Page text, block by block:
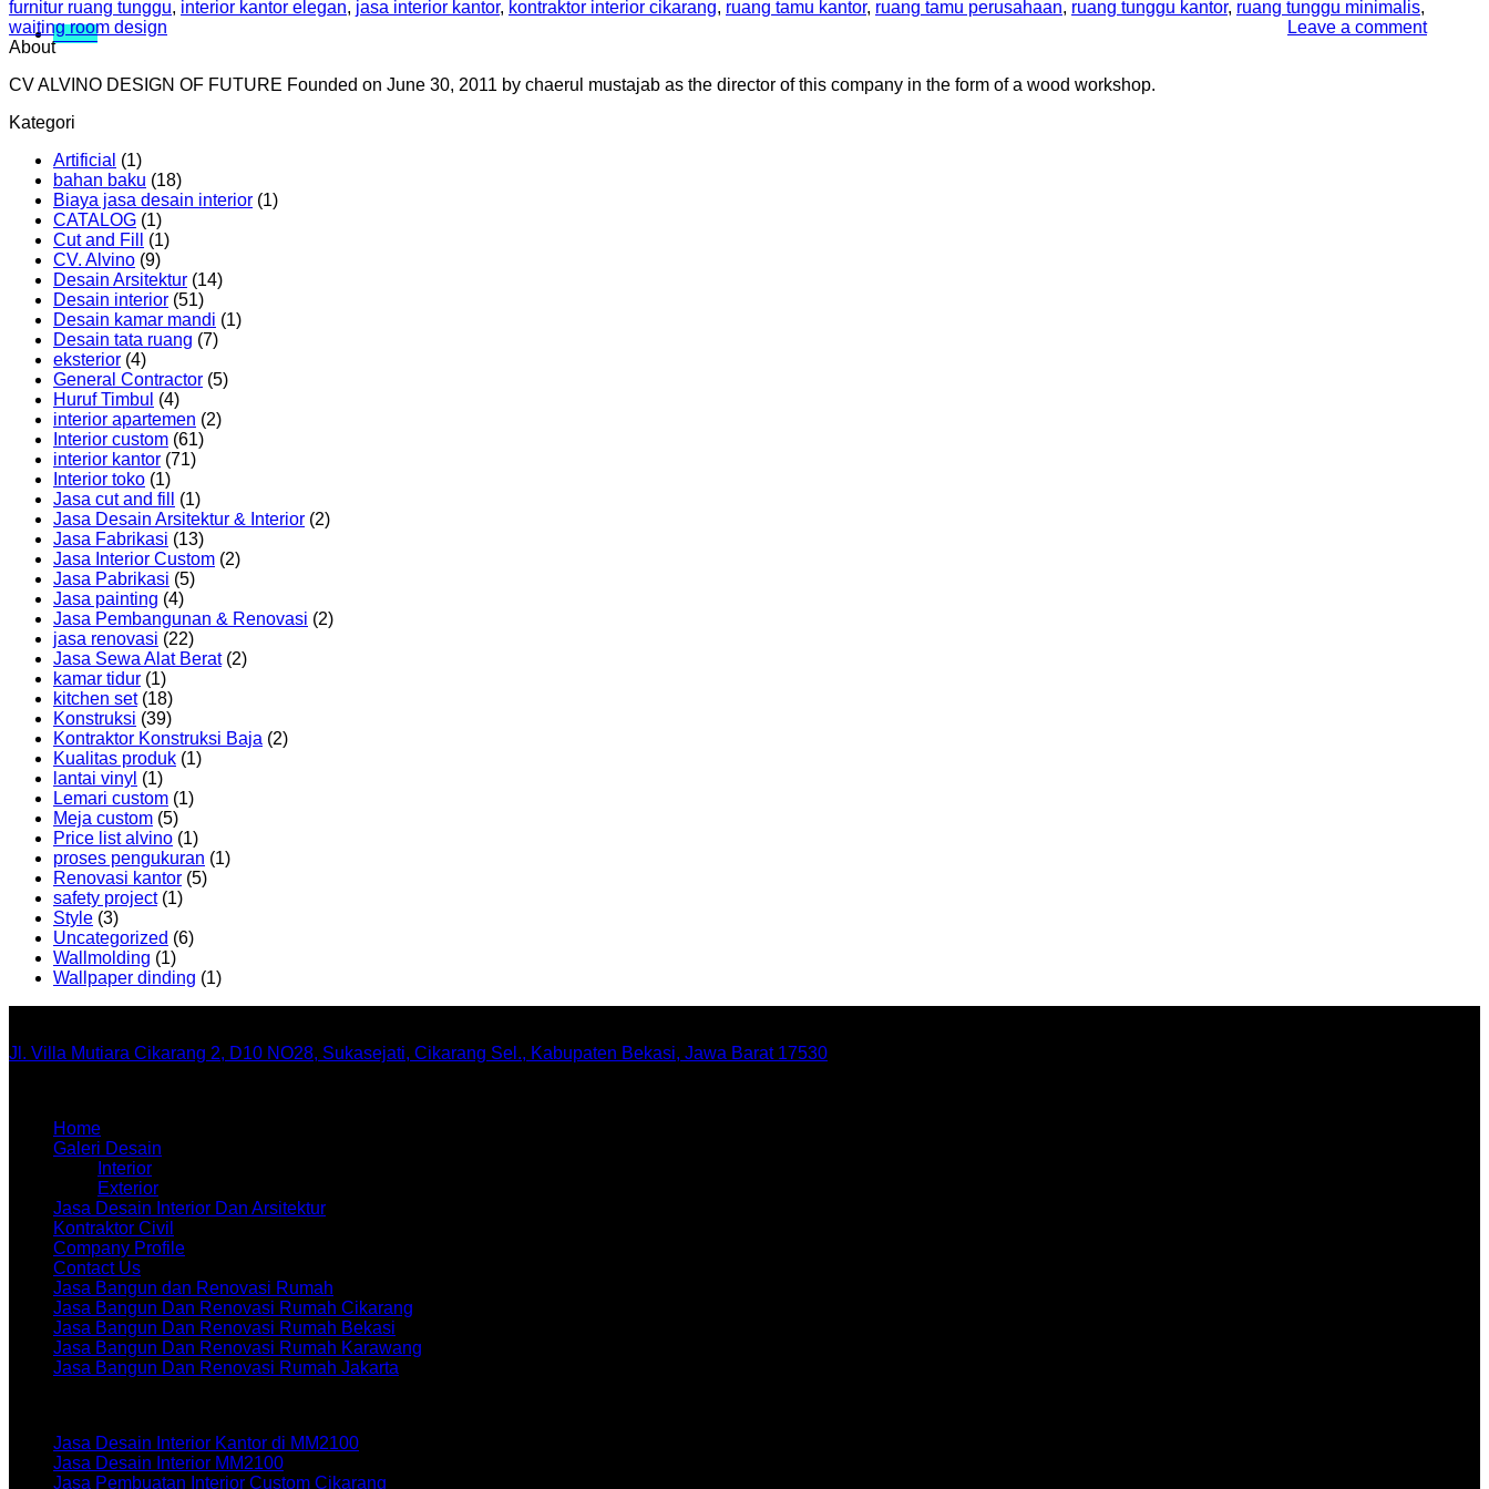
Menu
furnitur ruang tunggu, interior kantor elegan, jasa interior kantor, kontraktor interior cikarang, ruang tamu kantor, ruang tamu perusahaan, ruang tunggu kantor, ruang tunggu minimalis,
waiting room design
Leave a comment
About
CV ALVINO DESIGN OF FUTURE Founded on June 30, 2011 by chaerul mustajab as the director of this company in the form of a wood workshop.
Kategori
Artificial (1)
bahan baku (18)
Biaya jasa desain interior (1)
CATALOG (1)
Cut and Fill
(1)
CV. Alvino (9)
Desain Arsitektur (14)
Desain interior (51)
Desain kamar mandi (1)
Desain tata ruang (7)
eksterior (4)
General Contractor (5)
Huruf Timbul (4)
interior apartemen (2)
Interior custom (61)
interior kantor (71)
Interior toko (1)
Jasa cut and fill
(1)
Jasa Desain Arsitektur & Interior (2)
Jasa Fabrikasi (13)
Jasa Interior Custom (2)
Jasa Pabrikasi (5)
Jasa painting (4)
Jasa Pembangunan & Renovasi (2)
jasa renovasi (22)
Jasa Sewa Alat Berat(2)
kamar tidur (1)
kitchen set(18)
Konstruksi (39)
Kontraktor Konstruksi Baja (2)
Kualitas produk (1)
lantai vinyl (1)
Lemari custom (1)
Meja custom (5)
Price list alvino (1)
proses pengukuran (1)
Renovasi kantor (5)
safety project(1)
Style (3)
Uncategorized (6)
Wallmolding (1)
Wallpaper dinding (1)
Jl. Villa Mutiara Cikarang 2, D10 NO28, Sukasejati, Cikarang Sel., Kabupaten Bekasi, Jawa Barat 17530
Home
Galeri Desain
Interior
Exterior
Jasa Desain Interior Dan Arsitektur
Kontraktor Civil
Company Profile
Contact Us
Jasa Bangun dan Renovasi Rumah
Jasa Bangun Dan Renovasi Rumah Cikarang
Jasa Bangun Dan Renovasi Rumah Bekasi
Jasa Bangun Dan Renovasi Rumah Karawang
Jasa Bangun Dan Renovasi Rumah Jakarta
Jasa Desain Interior Kantor di MM2100
Jasa Desain Interior MM2100
Jasa Pembuatan Interior Custom Cikarang